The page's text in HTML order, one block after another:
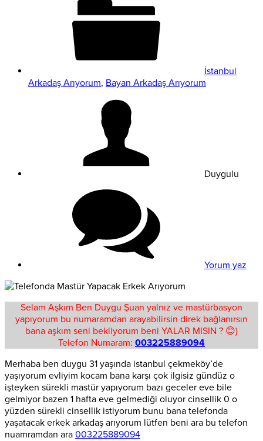
İstanbul
Arkadaş Arıyorum, Bayan Arkadaş Arıyorum
Duygulu
Yorum yaz
Selam Aşkım Ben Duygu Şuan yalnız ve mastürbasyon
yapıyorum bu numaramdan arayabilirsin direk bağlanırsın
bana aşkım seni bekliyorum beni YALAR MISIN ? 😊)
Telefon Numaram: 003225889094
Merhaba ben duygu 31 yaşında istanbul çekmeköy’de
yaşıyorum evliyim kocam bana karşı çok ilgisiz gündüz o
işteyken sürekli mastür yapıyorum bazı geceler eve bile
gelmiyor bazen 1 hafta eve gelmediği oluyor cinsellik 0 o
yüzden sürekli cinsellik istiyorum bunu bana telefonda
yaşatacak erkek arkadaş arıyorum lütfen beni ara bu telefon
nuamramdan ara 003225889094